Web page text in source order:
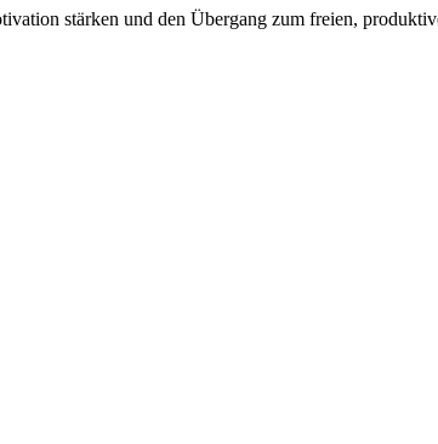
stärken und den Übergang zum freien,